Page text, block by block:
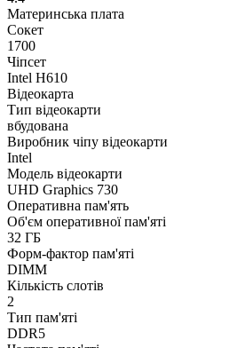
Материнська плата
Сокет
1700
Чіпсет
Intel H610
Відеокарта
Тип відеокарти
вбудована
Виробник чіпу відеокарти
Intel
Модель відеокарти
UHD Graphics 730
Оперативна пам'ять
Об'єм оперативної пам'яті
32 ГБ
Форм-фактор пам'яті
DIMM
Кількість слотів
2
Тип пам'яті
DDR5